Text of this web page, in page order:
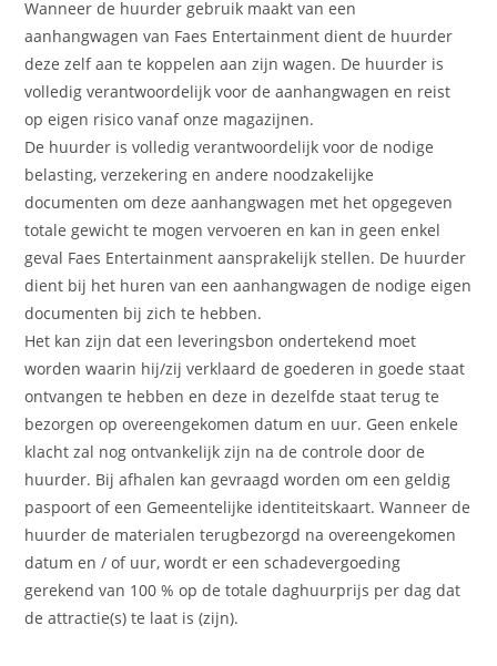
Wanneer de huurder gebruik maakt van een
aanhangwagen van Faes Entertainment dient de huurder
deze zelf aan te koppelen aan zijn wagen. De huurder is
volledig verantwoordelijk voor de aanhangwagen en reist
op eigen risico vanaf onze magazijnen.
De huurder is volledig verantwoordelijk voor de nodige
belasting, verzekering en andere noodzakelijke
documenten om deze aanhangwagen met het opgegeven
totale gewicht te mogen vervoeren en kan in geen enkel
geval Faes Entertainment aansprakelijk stellen. De huurder
dient bij het huren van een aanhangwagen de nodige eigen
documenten bij zich te hebben.
Het kan zijn dat een leveringsbon ondertekend moet
worden waarin hij/zij verklaard de goederen in goede staat
ontvangen te hebben en deze in dezelfde staat terug te
bezorgen op overeengekomen datum en uur. Geen enkele
klacht zal nog ontvankelijk zijn na de controle door de
huurder. Bij afhalen kan gevraagd worden om een geldig
paspoort of een Gemeentelijke identiteitskaart. Wanneer de
huurder de materialen terugbezorgd na overeengekomen
datum en / of uur, wordt er een schadevergoeding
gerekend van 100 % op de totale daghuurprijs per dag dat
de attractie(s) te laat is (zijn).